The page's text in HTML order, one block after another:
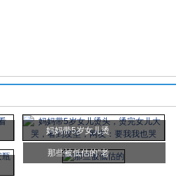
妈妈带5岁女儿烫
那些被低估的"老